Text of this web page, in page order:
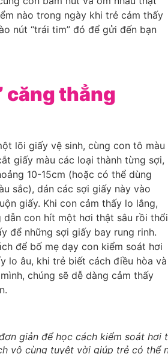
nào trong ngày khi trẻ cảm thấy
nút “trái tim” đó để gửi đến bạn
căng thẳng
lõi giấy vệ sinh, cùng con tô màu
giấy màu các loại thành từng sợi,
10-15cm (hoặc có thể dùng
sắc), dán các sợi giấy này vào
giấy. Khi con cảm thấy lo lắng,
dẫn con hít một hơi thật sâu rồi thổi
để những sợi giấy bay rung rinh.
để bố mẹ dạy con kiểm soát hơi
lo âu, khi trẻ biết cách điều hòa và
chúng sẽ dễ dàng cảm thấy
giản để học cách kiểm soát hơi
vô cùng tuyệt vời giúp trẻ có thể